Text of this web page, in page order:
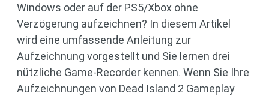
Windows oder auf der PS5/Xbox ohne
Verzögerung aufzeichnen? In diesem Artikel
wird eine umfassende Anleitung zur
Aufzeichnung vorgestellt und Sie lernen drei
nützliche Game-Recorder kennen. Wenn Sie Ihre
Aufzeichnungen von Dead Island 2 Gameplay